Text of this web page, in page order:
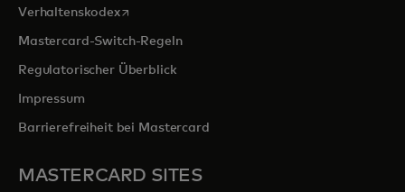
Verhaltenskodexwird in einer neuen Registerkarte geöffnet
Mastercard-Switch-Regeln
Regulatorischer Überblick
Impressum
Barrierefreiheit bei Mastercard
MASTERCARD SITES